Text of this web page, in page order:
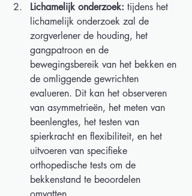
Lichamelijk onderzoek: tijdens het
lichamelijk onderzoek zal de
zorgverlener de houding, het
gangpatroon en de
bewegingsbereik van het bekken en
de omliggende gewrichten
evalueren. Dit kan het observeren
van asymmetrieën, het meten van
beenlengtes, het testen van
spierkracht en flexibiliteit, en het
uitvoeren van specifieke
orthopedische tests om de
bekkenstand te beoordelen